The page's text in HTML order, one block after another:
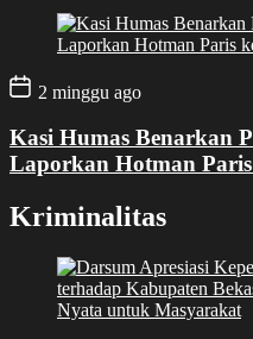
2 minggu ago
Kasi Humas Benarkan
Laporkan Hotman
Kriminalitas